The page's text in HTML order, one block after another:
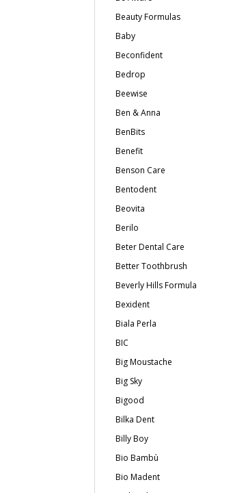
Beauty Formulas
Baby
Beconfident
Bedrop
Beewise
Ben & Anna
BenBits
Benefit
Benson Care
Bentodent
Beovita
Berilo
Beter Dental Care
Better Toothbrush
Beverly Hills Formula
Bexident
Biala Perla
BIC
Big Moustache
Big Sky
Bigood
Bilka Dent
Billy Boy
Bio Bambù
Bio Madent